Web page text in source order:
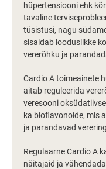
hüpertensiooni ehk
tavaline
tüsistusi, nagu
sisaldab looduslikke
vererõhku ja
Cardio A toimeainete
aitab reguleerida
veresooni
ka bioflavonoide, mis
ja parandavad
Regulaarne Cardio A
näitajaid ja